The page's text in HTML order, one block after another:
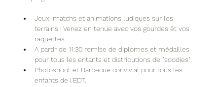
Jeux, matchs et animations ludiques sur les
terrains ! Venez en tenue avec vos gourdes êt vos
raquettes.
A partir de 11:30 remise de diplomes et médailles
pour tous les entants et distributions de "soodies"
Photoshoot et Barbecue convivial pour tous les
enfants de l'EDT.